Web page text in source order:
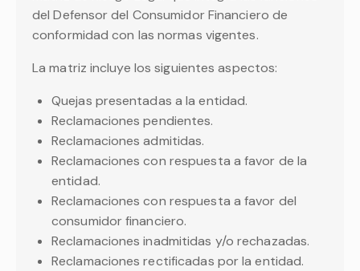
del Defensor del Consumidor Financiero de
conformidad con las normas vigentes.
La matriz incluye los siguientes aspectos:
Quejas presentadas a la entidad.
Reclamaciones pendientes.
Reclamaciones admitidas.
Reclamaciones con respuesta a favor de la
entidad.
Reclamaciones con respuesta a favor del
consumidor financiero.
Reclamaciones inadmitidas y/o rechazadas.
Reclamaciones rectificadas por la entidad.